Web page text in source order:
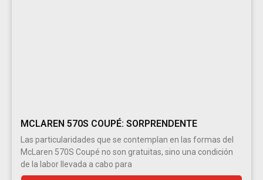
MCLAREN 570S COUPÉ: SORPRENDENTE
Las particularidades que se contemplan en las formas del
McLaren 570S Coupé no son gratuitas, sino una condición
de la labor llevada a cabo para